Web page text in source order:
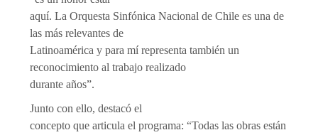
aquí. La Orquesta Sinfónica Nacional de Chile es una de
las más relevantes de
Latinoamérica y para mí representa también un
reconocimiento al trabajo realizado
durante años”.
Junto con ello, destacó el
concepto que articula el programa: “Todas las obras están